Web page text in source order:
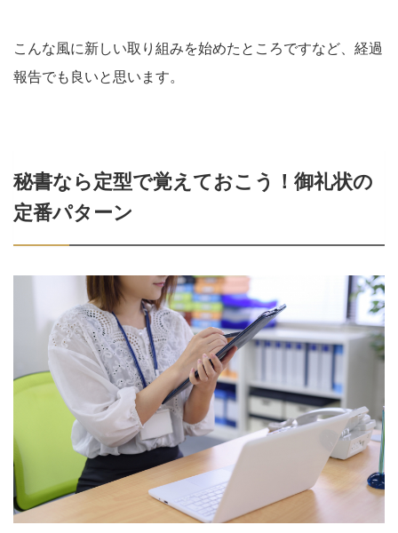
こんな風に新しい取り組みを始めたところですなど、経過
報告でも良いと思います。
秘書なら定型で覚えておこう！御礼状の
定番パターン